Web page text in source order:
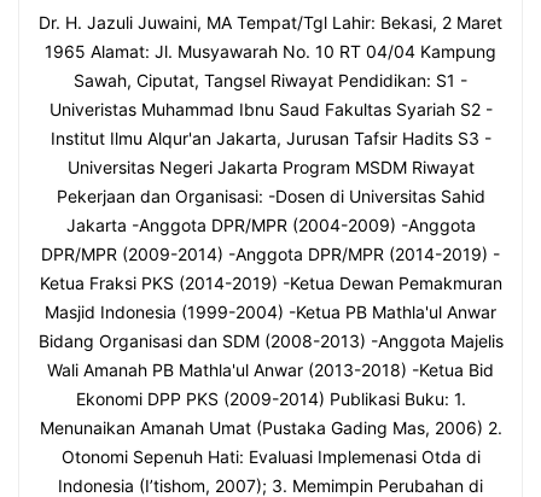
Dr. H. Jazuli Juwaini, MA Tempat/Tgl Lahir: Bekasi, 2 Maret
1965 Alamat: Jl. Musyawarah No. 10 RT 04/04 Kampung
Sawah, Ciputat, Tangsel Riwayat Pendidikan: S1 -
Univeristas Muhammad Ibnu Saud Fakultas Syariah S2 -
Institut Ilmu Alqur'an Jakarta, Jurusan Tafsir Hadits S3 -
Universitas Negeri Jakarta Program MSDM Riwayat
Pekerjaan dan Organisasi: -Dosen di Universitas Sahid
Jakarta -Anggota DPR/MPR (2004-2009) -Anggota
DPR/MPR (2009-2014) -Anggota DPR/MPR (2014-2019) -
Ketua Fraksi PKS (2014-2019) -Ketua Dewan Pemakmuran
Masjid Indonesia (1999-2004) -Ketua PB Mathla'ul Anwar
Bidang Organisasi dan SDM (2008-2013) -Anggota Majelis
Wali Amanah PB Mathla'ul Anwar (2013-2018) -Ketua Bid
Ekonomi DPP PKS (2009-2014) Publikasi Buku: 1.
Menunaikan Amanah Umat (Pustaka Gading Mas, 2006) 2.
Otonomi Sepenuh Hati: Evaluasi Implemenasi Otda di
Indonesia (I’tishom, 2007); 3. Memimpin Perubahan di